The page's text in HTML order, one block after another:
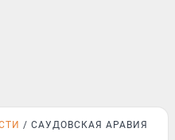
САУДОВСКАЯ АРАВИЯ